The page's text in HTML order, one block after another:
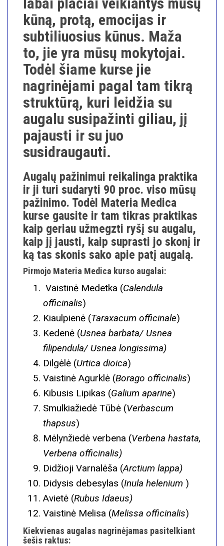
kūną, protą, emocijas ir
subtiliuosius kūnus. Maža
to, jie yra mūsų mokytojai.
Todėl šiame kurse jie
nagrinėjami pagal tam tikrą
struktūrą, kuri leidžia su
augalu susipažinti giliau, jį
pajausti ir su juo
susidraugauti.
Augalų pažinimui reikalinga praktika
ir ji turi sudaryti 90 proc. viso mūsų
pažinimo. Todėl Materia Medica
kurse gausite ir tam tikras praktikas
kaip geriau užmegzti ryšį su augalu,
kaip jį jausti, kaip suprasti jo skonį ir
ką tas skonis sako apie patį augalą.
Pirmojo Materia Medica kurso augalai:
Vaistinė Medetka (Calendula
officinalis)
Kiaulpienė (Taraxacum officinale)
Kedenė (Usnea barbata/ Usnea
filipendula/ Usnea longissima)
Dilgėlė (Urtica dioica)
Vaistinė Agurklė (Borago officinalis)
Kibusis Lipikas (Galium aparine)
Smulkiažiedė Tūbė (Verbascum
thapsus)
Mėlynžiedė verbena (Verbena hastata,
Verbena officinalis)
Didžioji Varnalėša (Arctium lappa)
Didysis debesylas (Inula helenium )
Avietė (Rubus Idaeus)
Vaistinė Melisa (Melissa officinalis)
Kiekvienas augalas nagrinėjamas pasitelkiant
šešis raktus: